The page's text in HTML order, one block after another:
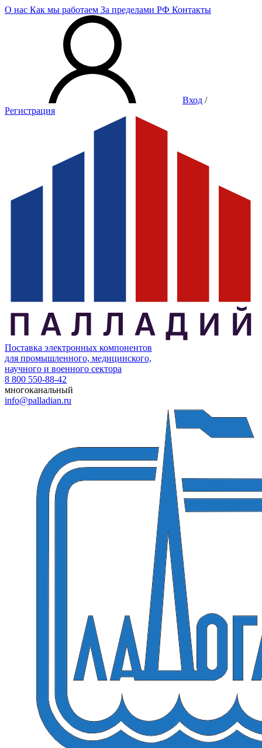
О нас Как мы работаем За пределами РФ Контакты
Вход /
Регистрация
Поставка электронных компонентов
для промышленного, медицинского,
научного и военного сектора
8 800 550-88-42
многоканальный
info@palladian.ru